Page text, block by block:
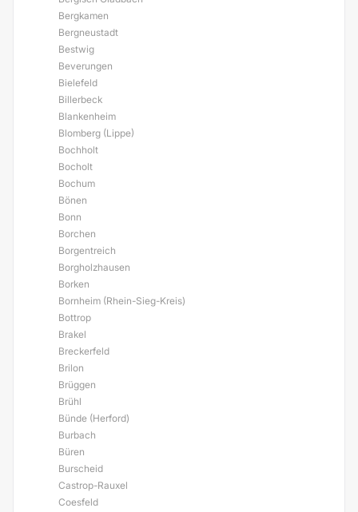
Bergkamen
Bergneustadt
Bestwig
Beverungen
Bielefeld
Billerbeck
Blankenheim
Blomberg (Lippe)
Bochholt
Bocholt
Bochum
Bönen
Bonn
Borchen
Borgentreich
Borgholzhausen
Borken
Bornheim (Rhein-Sieg-Kreis)
Bottrop
Brakel
Breckerfeld
Brilon
Brüggen
Brühl
Bünde (Herford)
Burbach
Büren
Burscheid
Castrop-Rauxel
Coesfeld